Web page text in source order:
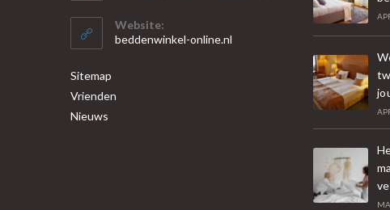
Website:
beddenwinkel-online.nl
Sitemap
Vrienden
Nieuws